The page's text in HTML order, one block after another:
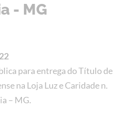
- MG
para entrega do Título de
na Loja Luz e Caridade n.
– MG.